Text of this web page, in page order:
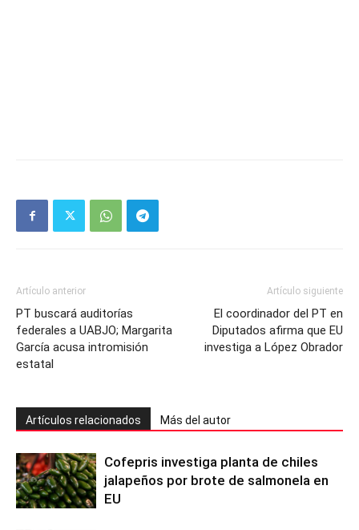
Artículo anterior
PT buscará auditorías
federales a UABJO; Margarita
García acusa intromisión
estatal
Artículo siguiente
El coordinador del PT en
Diputados afirma que EU
investiga a López Obrador
Artículos relacionados Más del autor
Cofepris investiga planta de chiles
jalapeños por brote de salmonela en
EU